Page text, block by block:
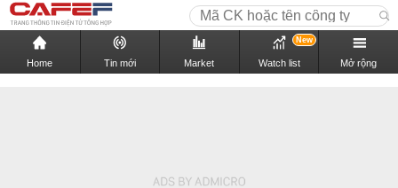
Home Tin mới Market Watch list
New
Mở rộng